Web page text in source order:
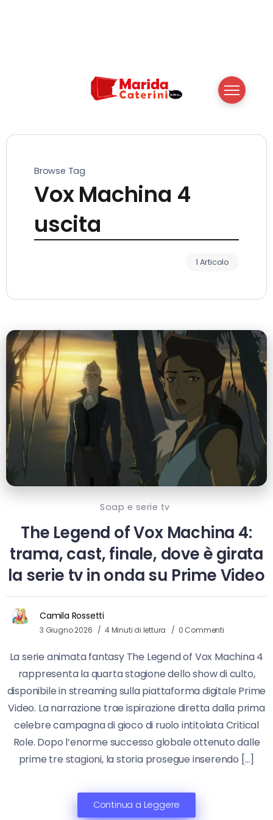
Browse Tag
Vox Machina 4
uscita
1 Articolo
Soap e serie tv
The Legend of Vox Machina 4:
trama, cast, finale, dove è girata
la serie tv in onda su Prime Video
Camila Rossetti
3 Giugno 2026 4 Minuti di lettura 0 Commenti
La serie animata fantasy The Legend of Vox Machina 4
rappresenta la quarta stagione dello show di culto,
disponibile in streaming sulla piattaforma digitale Prime
Video. La narrazione trae ispirazione diretta dalla prima
celebre campagna di gioco di ruolo intitolata Critical
Role. Dopo l’enorme successo globale ottenuto dalle
prime tre stagioni, la storia prosegue inserendo […]
Continua a Leggere